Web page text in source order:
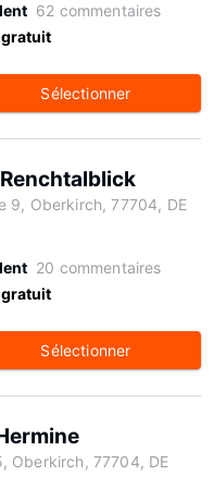
62 commentaires
Sélectionner
9, Oberkirch, 77704, DE
20 commentaires
Sélectionner
Oberkirch, 77704, DE